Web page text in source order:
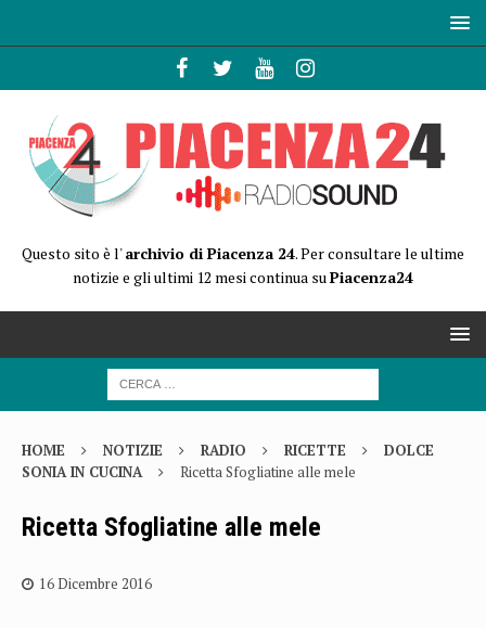
Questo sito è l'archivio di Piacenza 24. Per consultare le ultime
notizie e gli ultimi 12 mesi continua suPiacenza24
HOME NOTIZIE RADIO RICETTE
DOLCE
SONIA IN CUCINA
Ricetta Sfogliatine alle mele
Ricetta Sfogliatine alle mele
16 Dicembre 2016